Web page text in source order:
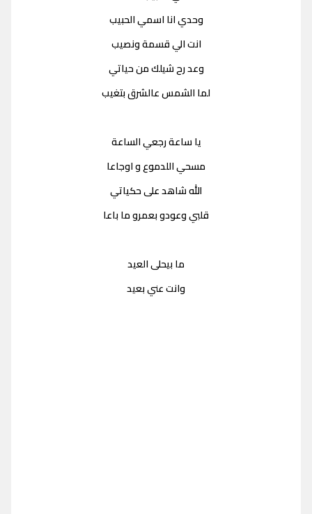
وحدي انا اسمي الحبيب
انت الي قسمة ونصيب
وعد رح شيلك من حياتي
لما الشمس عالشرق بتغيب
يا ساعة رجعي الساعة
مسحي اللدموع و اوجاعا
الله شاهد على حكياتي
قلبي وعودو بعمرو ما باعا
ما بيحلى العيد
وانت عني بعيد